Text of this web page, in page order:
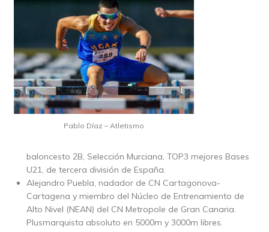
Pablo Díaz – Atletismo
baloncesto 2B, Selección Murciana, TOP3 mejores Bases
U21, de tercera división de España.
Alejandro Puebla, nadador de CN Cartagonova-
Cartagena y miembro del Núcleo de Entrenamiento de
Alto Nivel (NEAN) del CN Metropole de Gran Canaria.
Plusmarquista absoluto en 5000m y 3000m libres.